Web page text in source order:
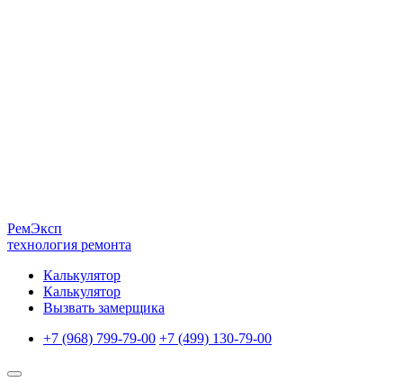
РемЭксп
технология ремонта
Калькулятор
Калькулятор
Вызвать замерщика
+7 (968) 799-79-00 +7 (499) 130-79-00